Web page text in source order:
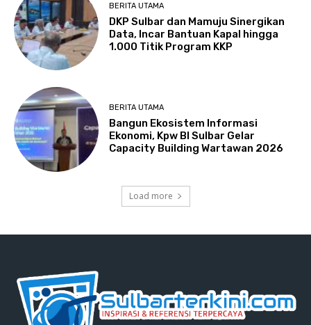
BERITA UTAMA
DKP Sulbar dan Mamuju Sinergikan
Data, Incar Bantuan Kapal hingga
1.000 Titik Program KKP
BERITA UTAMA
Bangun Ekosistem Informasi
Ekonomi, Kpw BI Sulbar Gelar
Capacity Building Wartawan 2026
Load more